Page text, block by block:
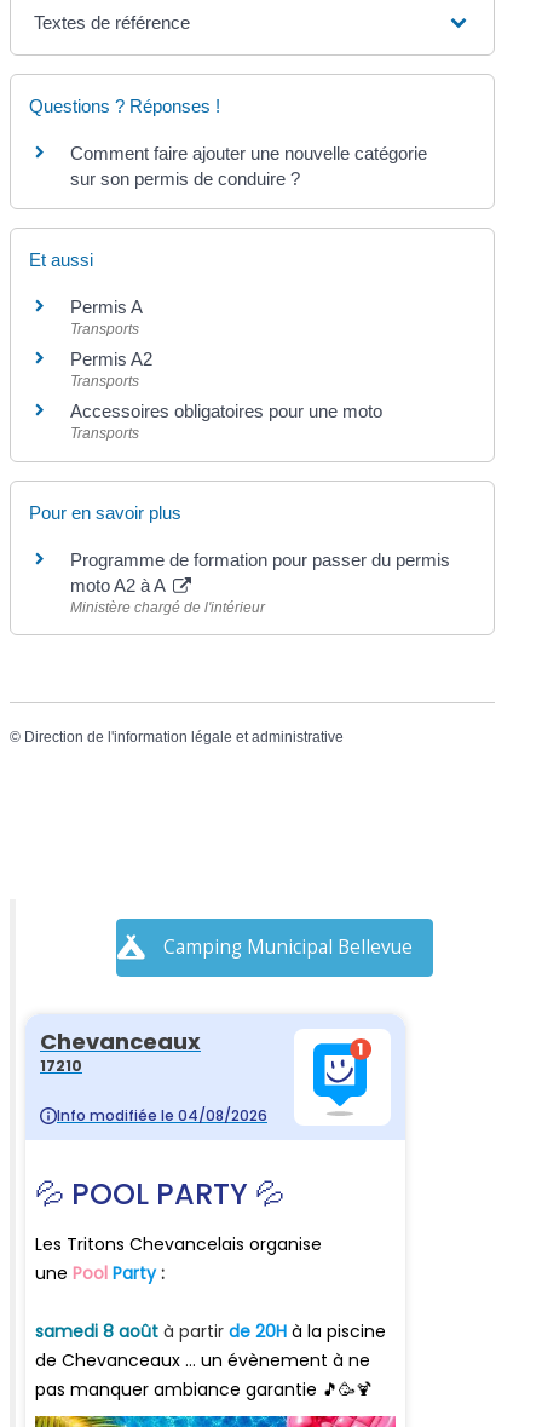
Textes de référence
Questions ? Réponses !
Comment faire ajouter une nouvelle catégorie
sur son permis de conduire ?
Et aussi
Permis A
Transports
Permis A2
Transports
Accessoires obligatoires pour une moto
Transports
Pour en savoir plus
Programme de formation pour passer du permis
moto A2 à A
Ministère chargé de l'intérieur
© Direction de l'information légale et administrative
Camping Municipal Bellevue